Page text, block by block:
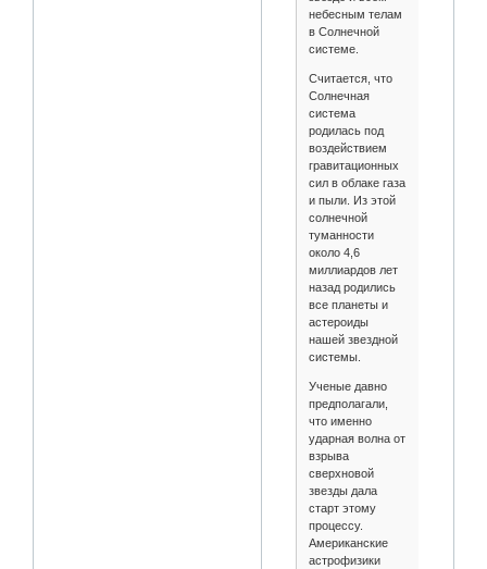
небесным телам
в Солнечной
системе.
Считается, что
Солнечная
система
родилась под
воздействием
гравитационных
сил в облаке газа
и пыли. Из этой
солнечной
туманности
около 4,6
миллиардов лет
назад родились
все планеты и
астероиды
нашей звездной
системы.
Ученые давно
предполагали,
что именно
ударная волна от
взрыва
сверхновой
звезды дала
старт этому
процессу.
Американские
астрофизики